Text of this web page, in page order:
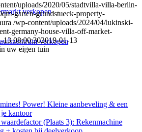
verkopen
verkopen
uploads/2020/05/stadtvilla-villa-berlin-
garten-grundstueck-property-
/wp-content/uploads/2024/04/lukinski-
germany-house-villa-off-market-
13 08:00:302019-01-13
uw eigen tuin
Power! Kleine aanbeveling & een
kantoor
(Plaats 3): Rekenmachine